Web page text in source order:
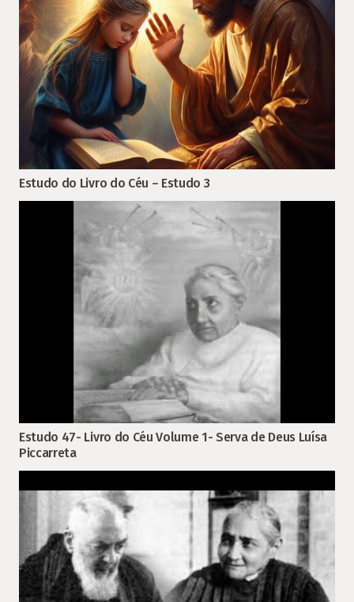
Estudo do Livro do Céu – Estudo 3
Estudo 47- Livro do Céu Volume 1- Serva de Deus Luísa
Piccarreta